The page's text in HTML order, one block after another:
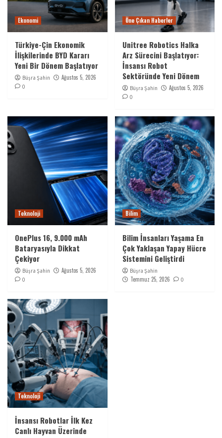
Ekonomi
Türkiye-Çin Ekonomik
İlişkilerinde BYD Kararı
Yeni Bir Dönem Başlatıyor
Büşra Şahin Ağustos 5, 2026
0
Öne Çıkan Haberler
Unitree Robotics Halka
Arz Sürecini Başlatıyor:
İnsansı Robot
Sektöründe Yeni Dönem
Büşra Şahin Ağustos 5, 2026
0
Teknoloji
OnePlus 16, 9.000 mAh
Bataryasıyla Dikkat
Çekiyor
Büşra Şahin Ağustos 5, 2026
0
Bilim
Bilim İnsanları Yaşama En
Çok Yaklaşan Yapay Hücre
Sistemini Geliştirdi
Büşra Şahin
Temmuz 25, 2026 0
Teknoloji
İnsansı Robotlar İlk Kez
Canlı Hayvan Üzerinde